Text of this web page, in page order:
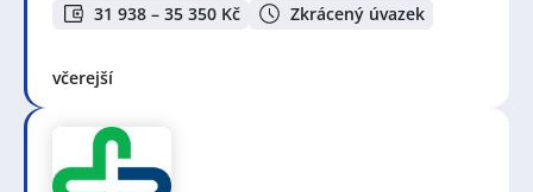
31 938 – 35 350 Kč Zkrácený úvazek
včerejší